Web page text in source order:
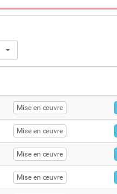
Mise en œuvre
Mise en œuvre
Mise en œuvre
Mise en œuvre